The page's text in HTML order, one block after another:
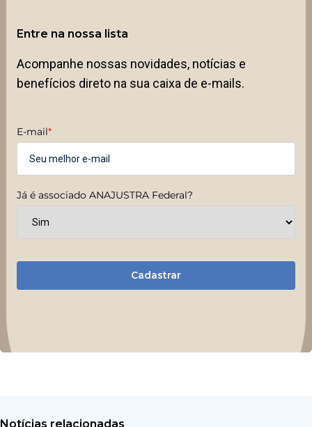
Entre na nossa lista
Acompanhe nossas novidades, notícias e
benefícios direto na sua caixa de e-mails.
E-mail*
Já é associado ANAJUSTRA Federal?
Cadastrar
Notícias relacionadas